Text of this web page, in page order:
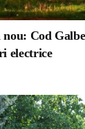
nou: Cod
electrice